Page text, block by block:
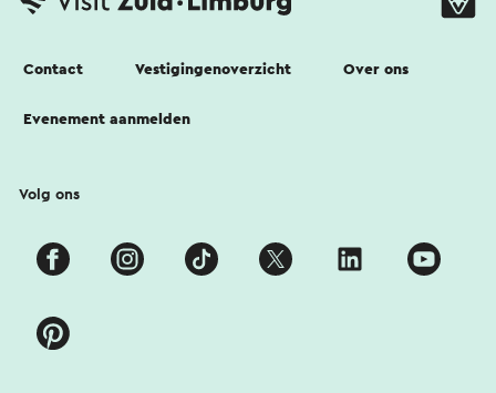
Contact Vestigingenoverzicht Over ons
Evenement aanmelden
Volg ons